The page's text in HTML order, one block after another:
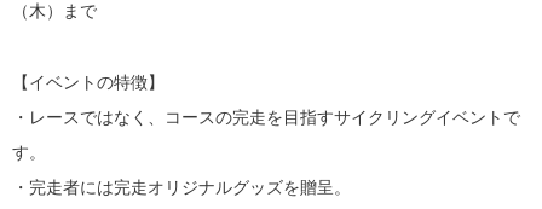
（木）まで
【イベントの特徴】
・レースではなく、コースの完走を目指すサイクリングイベントで
す。
・完走者には完走オリジナルグッズを贈呈。